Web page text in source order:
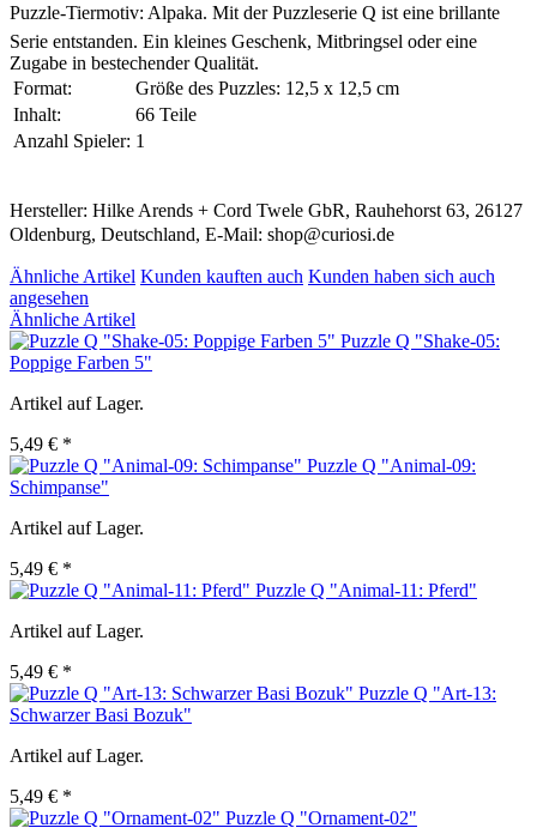
Puzzle-Tiermotiv: Alpaka. Mit der Puzzleserie Q ist eine brillante
Serie entstanden. Ein kleines Geschenk, Mitbringsel oder eine
Zugabe in bestechender Qualität.
Format:
Größe des Puzzles: 12,5 x 12,5 cm
Inhalt:
66 Teile
Anzahl Spieler: 1
Hersteller: Hilke Arends + Cord Twele GbR, Rauhehorst 63, 26127
Oldenburg, Deutschland, E-Mail: shop@curiosi.de
Ähnliche Artikel Kunden kauften auch Kunden haben sich auch
angesehen
Ähnliche Artikel
Puzzle Q "Shake-05:
Poppige Farben 5"
Artikel auf Lager.
5,49 € *
Puzzle Q "Animal-09:
Schimpanse"
Artikel auf Lager.
5,49 € *
Puzzle Q "Animal-11: Pferd"
Artikel auf Lager.
5,49 € *
Puzzle Q "Art-13:
Schwarzer Basi Bozuk"
Artikel auf Lager.
5,49 € *
Puzzle Q "Ornament-02"